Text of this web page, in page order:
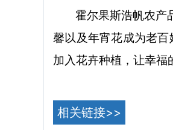
霍尔果斯浩帆农产
馨以及年宵花成为老
加入花卉种植，让幸福
相关链接>>